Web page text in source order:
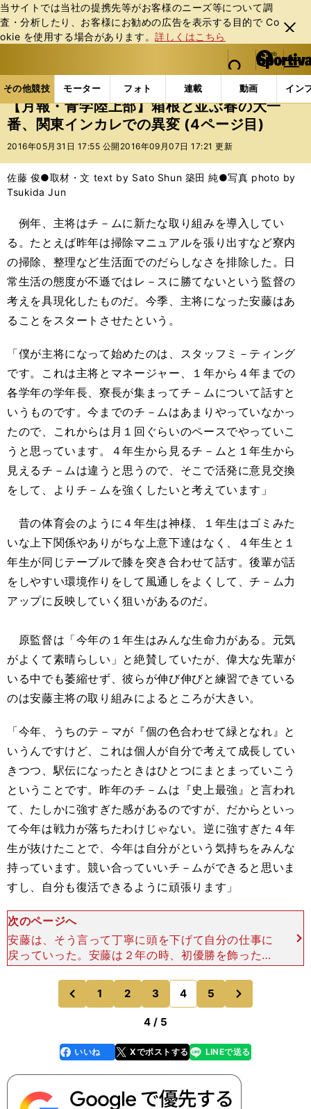
当サイトでは当社の提携先等がお客様のニーズ等について調
査・分析したり、お客様にお勧めの広告を表⽰する⽬的で Co
okie を使⽤する場合があります。詳しくはこちら
閉じ
る
web Sportiva (webスポルティーバ)
検索
マイペ
ー
ジ
メニュ
その他競技 モーター フォト 連載 動画 イン
ス
ポ
ル
バ
その他競技の記事一覧 陸上 【月報・青学陸上部】
【月報・青学陸上部】箱根と並ぶ春の大一
番、関東インカレでの異変 (4ページ目)
2016年05月31日 17:55 公開 2016年09月07日 17:21 更新
佐藤 俊●取材・文 text by Sato Shun 築田 純●写真 photo by
Tsukida Jun
例年、主将はチ－ムに新たな取り組みを導入してい
る。たとえば昨年は掃除マニュアルを張り出すなど寮内
の掃除、整理など生活面でのだらしなさを排除した。日
常生活の態度が不遜ではレ－スに勝てないという監督の
考えを具現化したものだ。今季、主将になった安藤はあ
ることをスタートさせたという。
「僕が主将になって始めたのは、スタッフミ－ティング
です。これは主将とマネージャー、１年から４年までの
各学年の学年長、寮長が集まってチ－ムについて話すと
いうものです。今までのチ－ムはあまりやっていなかっ
たので、これからは月１回ぐらいのペースでやっていこ
うと思っています。４年生から見るチ－ムと１年生から
見えるチ－ムは違うと思うので、そこで活発に意見交換
をして、よりチ－ムを強くしたいと考えています」
昔の体育会のように４年生は神様、１年生はゴミみた
いな上下関係やありがちな上意下達はなく、４年生と１
年生が同じテーブルで膝を突き合わせて話す。後輩が話
をしやすい環境作りをして風通しをよくして、チ－ム力
アップに反映していく狙いがあるのだ。
原監督は「今年の１年生はみんな生命力がある。元気
がよくて素晴らしい」と絶賛していたが、偉大な先輩が
いる中でも萎縮せず、彼らが伸び伸びと練習できている
のは安藤主将の取り組みによるところが大きい。
「今年、うちのテ－マが『個の色合わせて緑となれ』と
いうんですけど、これは個人が自分で考えて成長してい
きつつ、駅伝になったときはひとつにまとまっていこう
ということです。昨年のチ－ムは『史上最強』と言われ
て、たしかに強すぎた感があるのですが、だからといっ
て今年は戦力が落ちたわけじゃない。逆に強すぎた４年
生が抜けたことで、今年は自分がという気持ちをみんな
持っています。競い合っていいチ－ムができると思いま
すし、自分も復活できるように頑張ります」
次のページへ
安藤は、そう言って丁寧に頭を下げて自分の仕事に
戻っていった。安藤は２年の時、初優勝を飾った箱
根駅伝で10区を走ったが、昨年の箱根駅伝は走れ
ず、悔しい思いをした。大舞台を走った選手の気持
ちと悔しい思いを
前
のページへ
1 2 3 4 5
のページへ
4 / 5
faceboo
k
いいね Xでポストする
line LINEで送る